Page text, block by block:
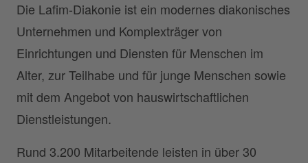
Die Lafim-Diakonie ist ein modernes diakonisches
Unternehmen und Komplexträger von
Einrichtungen und Diensten für Menschen im
Alter, zur Teilhabe und für junge Menschen sowie
mit dem Angebot von hauswirtschaftlichen
Dienstleistungen.
Rund 3.200 Mitarbeitende leisten in über 30